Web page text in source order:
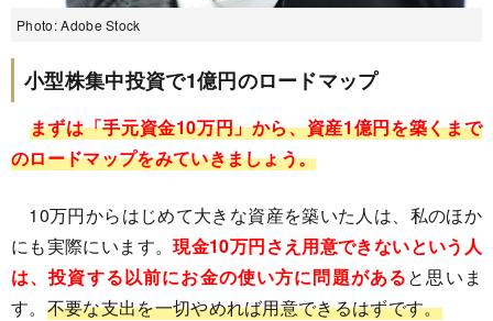
Photo: Adobe Stock
小型株集中投資で1億円のロードマップ
まずは「手元資金10万円」から、資産1億円を築くまで
のロードマップをみていきましょう。
10万円からはじめて大きな資産を築いた人は、私のほか
にも実際にいます。現金10万円さえ用意できないという人
は、投資する以前にお金の使い方に問題があると思いま
す。 不要な支出を一切やめれば用意できるはずです。